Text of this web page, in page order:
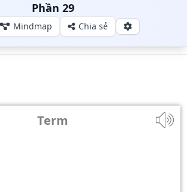
Phần 29
Mindmap Chia sẻ
Term